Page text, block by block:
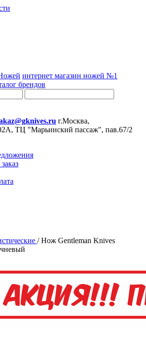
интернет магазин ножей №1
брендов
г.Москва,
ТЦ "Марьинский пассаж", пав.67/2
/Нож Gentleman Knives